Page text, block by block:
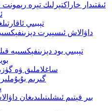
ئىقتىدار خاراكتېرلىك تېرە
تېببىي
داۋالاش ئىسپىرت
تېببىي يود دېزىنفېكسىيە
ساغلاملىق ۋە
گىرىم
بىر قېتىم ئىشلىتىلىدىغان